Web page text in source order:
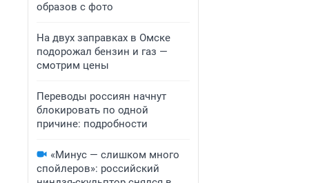
образов с фото
На двух заправках в Омске
подорожал бензин и газ —
смотрим цены
Переводы россиян начнут
блокировать по одной
причине: подробности
«Минус — слишком много
спойлеров»: российский